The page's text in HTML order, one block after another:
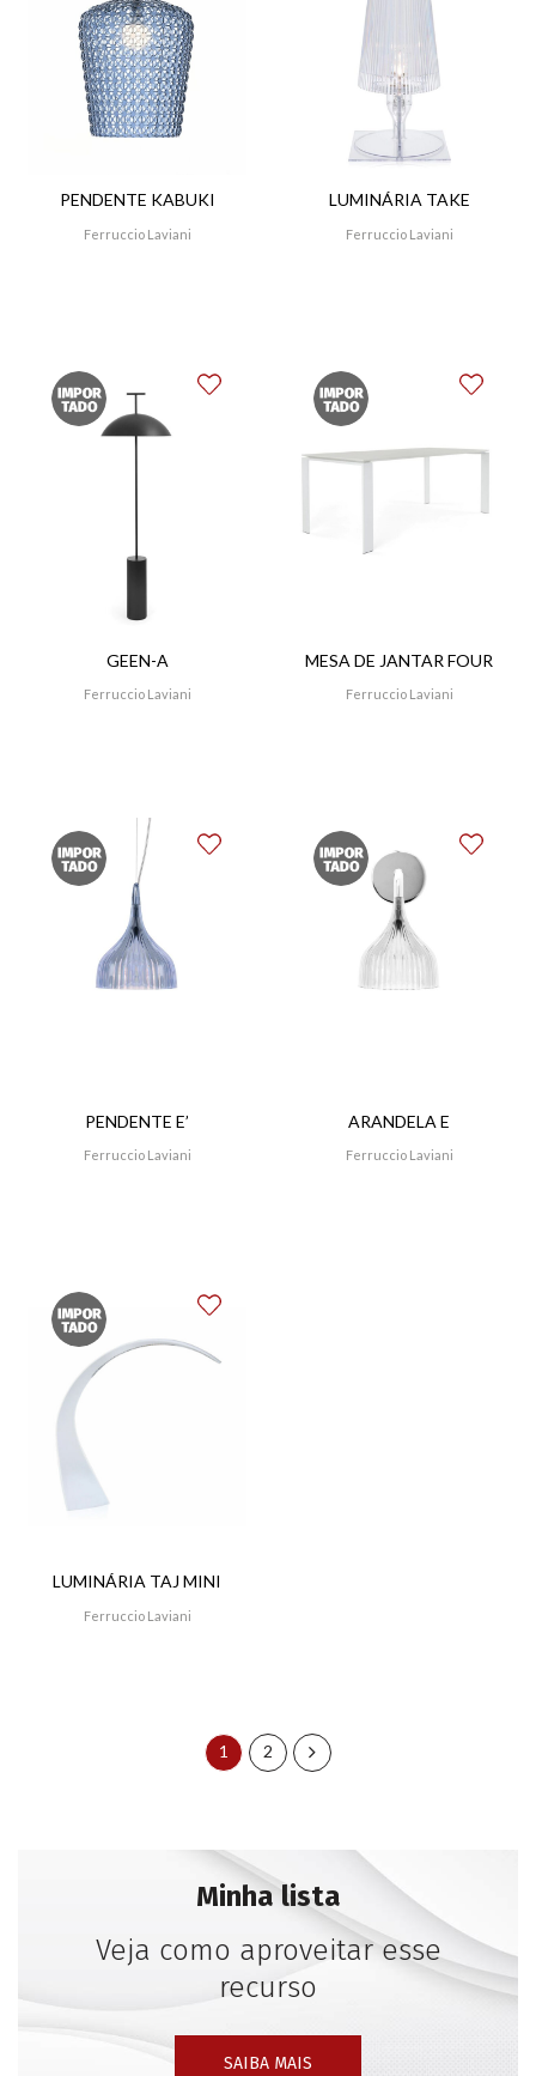
PENDENTE KABUKI
Ferruccio Laviani
LUMINÁRIA TAKE
Ferruccio Laviani
GEEN-A
Ferruccio Laviani
MESA DE JANTAR FOUR
Ferruccio Laviani
PENDENTE E’
Ferruccio Laviani
ARANDELA E
Ferruccio Laviani
LUMINÁRIA TAJ MINI
Ferruccio Laviani
1 2
Minha lista
Veja como aproveitar esse
recurso
SAIBA MAIS